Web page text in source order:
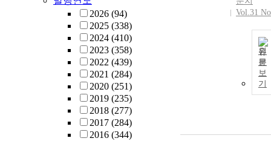
2026 (94)
2025 (338)
2024 (410)
2023 (358)
2022 (439)
2021 (284)
2020 (251)
2019 (235)
2018 (277)
2017 (284)
2016 (344)
Vol.31
원
문
보
기